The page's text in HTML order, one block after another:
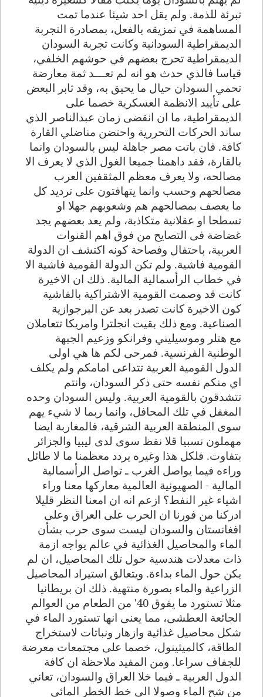
تبرئة للذمة. ولم يقل احد شيئا عندما تمت
المساهمة في تمزيقه بالفعل، بمصادرة التجربة
الديمقراطية السودانية وكانت تجربة السودان
الديمقراطية تحرج بعضهم في حوشهم الخلفي،
قياسا فالذي حدث هو انه لم تعـــد ثمة معارضة
تحمي السودان حيال ما يحيق به، وقد ثابر البعض
على تأييد الانظمة العسكرية خصما على
الديمقراطية، ما ان انقضى زمان عبدالناصر الذي
ساند الحركات التحررية واحتضن مناضلي القارة
كافة. فان باتت مصر جاهلة ليس بالسودان وانما
بالقارة، فقد داهمنا جميعا الغول الذي لا يعرف الا
مصالحه، ولا يعرف معظم المثقفين العرب
مصالحهم وحسب وانما يتهافتون على ترديد كل
ما يعصف بمصالحهم هم وشعوبهم جهلا او
تسطحا او عقلانية متكاذبة، ولم يعد بعضهم يجد
غضاضة فى التصايح من فوق اهم القنوات
العربية، باحتفال وفصاحة كونه اكتشف ان الدولة
القومية فاشية. ولم تكن الدولة القومية فاشية الا
في خطاب الرأسمالية المالية. ذلك ان الاخيرة
كانت قد وصمت القومية الاشتراكية بالفاشية
كون الاخيرة كانت تصدر بعد عن البرجوازية
الصناعية. ومع ذلك بقيت انجلترا وامريكا تتعاملان
مع هتلر وموسيليني وفرانكو وزعيم الجبهة
الوطنية الفرنسية. فمرحى لكم ها هي اولى
الدول القومية العربية تتداعى امامكم ولم يكلف
اي منكم نفسه حتى ذكر السودان، وانتم
تتشدقون بالقومية العربية. وليس السودان وحده
المغفل في تلك المحافل، وانما ربما لا شيء يهم
سوى المنطقة العربية الشرقية، فالمغاربة ايضا
مهملون نسبيا قلا نفظ سوى لدى ليبيا والجزائر
بتفاوت. فلكل هذا وغيره يردد معظمنا ما لا طائل
وراءه فيما يواصل الغرب ـ تواصل الرأسمالية
المالية - الصهيونية العالمية معاركها معنا وراء
اشياء غير النفط؟ ازعم انه ان امعنا النظر قليلا
ادركنا من فورنا ان الحرب على العراق وعلى
افغانستان والسودان ليست سوى حرب بشأن
الماء والمحاصيل الغذائية في عالم يواجه ازمة
ذات معدلات هندسية حول تلك المحاصيل، ان لم
يكن حول الماء بداءة. ويتعالق استيراد المحاصيل
الزراعية والماء بصورة منتهية. ذلك ان بريطانيا
مثلا تستورد ما يفوق 40' من الطعام من العوالم
الجائعة العطشى، مما يعنى انها تستورد الماء في
شكل محاصيل غذائية وازهار ونباتات لاستخراج
الطاقة، كالميثينول، خصما على مجتمعات معرضة
للجفاف سراعا. ومن المفيد ملاحظة ان كافة
الدول العربية ـ فيما خلا العراق والسودان، تعاني
من شح الماء وصولا الى خط الخطر المائي